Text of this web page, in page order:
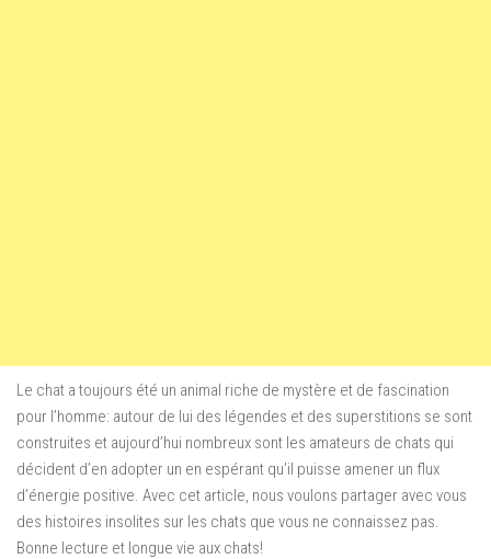
Le chat a toujours été un animal riche de mystère et de fascination
pour l’homme: autour de lui des légendes et des superstitions se sont
construites et aujourd’hui nombreux sont les amateurs de chats qui
décident d’en adopter un en espérant qu’il puisse amener un flux
d’énergie positive. Avec cet article, nous voulons partager avec vous
des histoires insolites sur les chats que vous ne connaissez pas.
Bonne lecture et longue vie aux chats!